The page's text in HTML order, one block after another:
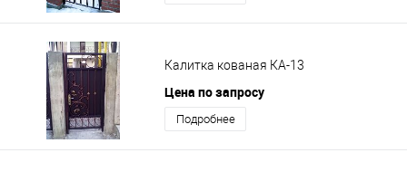
Калитка кованая КА-13
Цена по запросу
Подробнее